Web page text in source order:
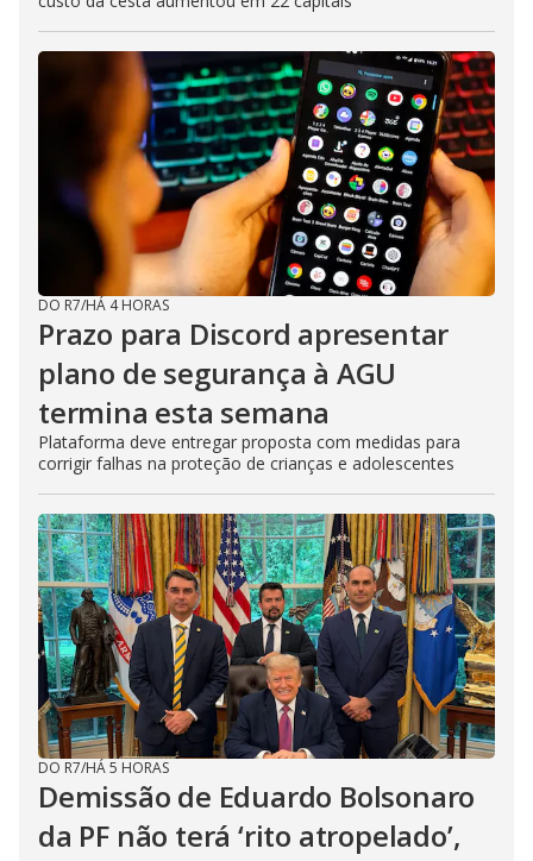
DO R7/HÁ 4 HORAS
Prazo para Discord apresentar
plano de segurança à AGU
termina esta semana
Plataforma deve entregar proposta com medidas para
corrigir falhas na proteção de crianças e adolescentes
DO R7/HÁ 5 HORAS
Demissão de Eduardo Bolsonaro
da PF não terá ‘rito atropelado’,